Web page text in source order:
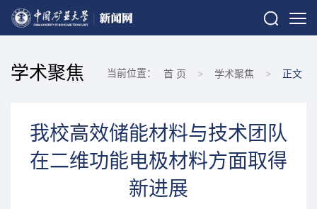
学术聚焦 当前位置： 首 页 > 学术聚焦 > 正文
我校高效储能材料与技术团队
在二维功能电极材料方面取得
新进展